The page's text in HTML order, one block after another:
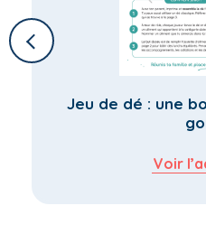
Jeu de dé : une
Voir